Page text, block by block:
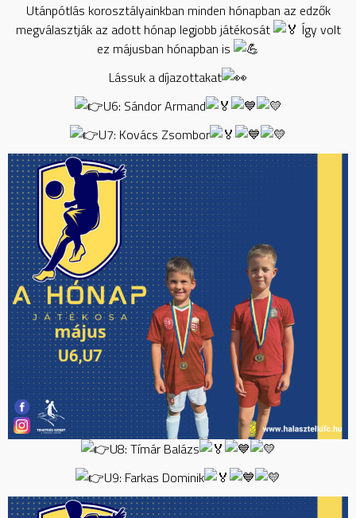
Utánpótlás korosztályainkban minden hónapban az edzők
megválasztják az adott hónap legjobb játékosát
Így volt
ez májusban hónapban is
Lássuk a díjazottakat
U6: Sándor Armand
U7: Kovács Zsombor
U8: Tímár Balázs
U9: Farkas Dominik